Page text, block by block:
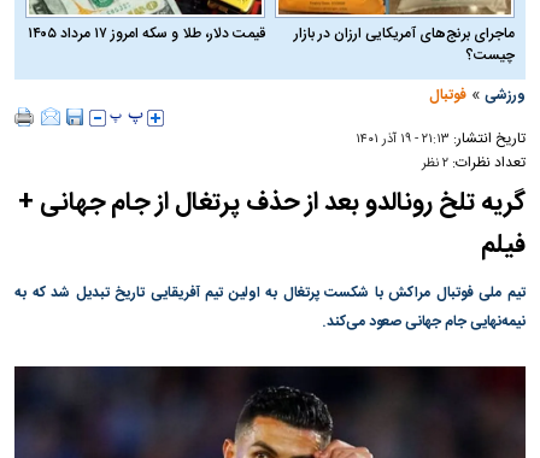
ماجرای برنج‌های آمریکایی ارزان در بازار
چیست؟
قیمت دلار، طلا و سکه امروز ۱۷ مرداد ۱۴۰۵
ورزشی »فوتبال
تاریخ انتشار: ۲۱:۱۳ - ۱۹ آذر ۱۴۰۱
تعداد نظرات:۲ نظر
گریه تلخ رونالدو بعد از حذف پرتغال از جام جهانی +
فیلم
تیم ملی فوتبال مراکش با شکست پرتغال به اولین تیم آفریقایی تاریخ تبدیل شد که به
نیمه‌نهایی جام جهانی صعود می‌کند.